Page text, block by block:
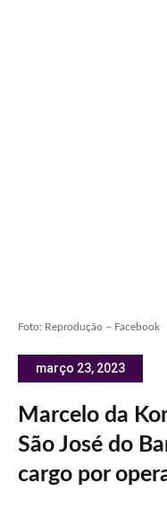
Foto: Reprodução – Facebook
março 23, 2023
Marcelo da
São José do
cargo por